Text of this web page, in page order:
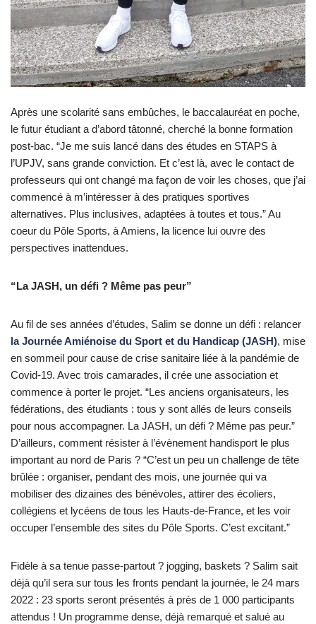
Après une scolarité sans embûches, le baccalauréat en poche,
le futur étudiant a d’abord tâtonné, cherché la bonne formation
post-bac. “Je me suis lancé dans des études en STAPS à
l’UPJV, sans grande conviction. Et c’est là, avec le contact de
professeurs qui ont changé ma façon de voir les choses, que j’ai
commencé à m’intéresser à des pratiques sportives
alternatives. Plus inclusives, adaptées à toutes et tous.” Au
coeur du Pôle Sports, à Amiens, la licence lui ouvre des
perspectives inattendues.
“La JASH, un défi ? Même pas peur”
Au fil de ses années d’études, Salim se donne un défi : relancer
la Journée Amiénoise du Sport et du Handicap (JASH), mise
en sommeil pour cause de crise sanitaire liée à la pandémie de
Covid-19. Avec trois camarades, il crée une association et
commence à porter le projet. “Les anciens organisateurs, les
fédérations, des étudiants : tous y sont allés de leurs conseils
pour nous accompagner. La JASH, un défi ? Même pas peur.”
D’ailleurs, comment résister à l’évènement handisport le plus
important au nord de Paris ? “C’est un peu un challenge de tête
brûlée : organiser, pendant des mois, une journée qui va
mobiliser des dizaines des bénévoles, attirer des écoliers,
collégiens et lycéens de tous les Hauts-de-France, et les voir
occuper l’ensemble des sites du Pôle Sports. C’est excitant.”
Fidèle à sa tenue passe-partout ? jogging, baskets ? Salim sait
déjà qu’il sera sur tous les fronts pendant la journée, le 24 mars
2022 : 23 sports seront présentés à près de 1 000 participants
attendus ! Un programme dense, déjà remarqué et salué au